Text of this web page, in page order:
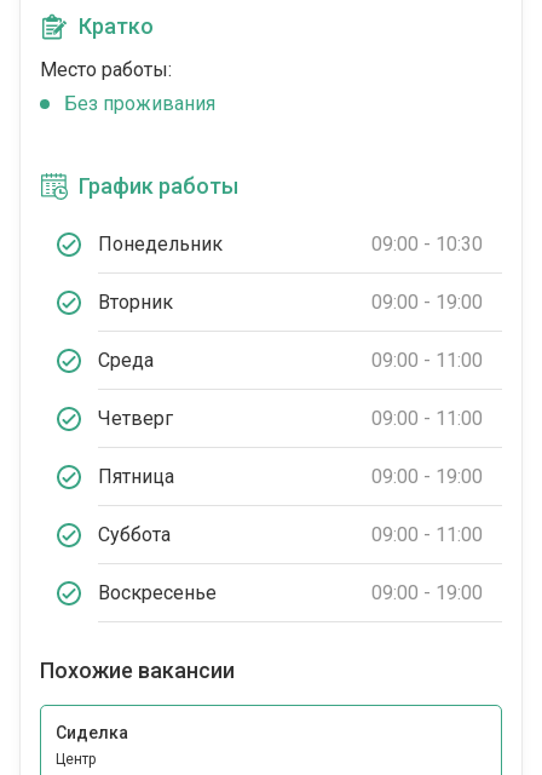
Кратко
Место работы:
Без проживания
График работы
Понедельник 09:00 - 10:30
Вторник 09:00 - 19:00
Среда 09:00 - 11:00
Четверг 09:00 - 11:00
Пятница 09:00 - 19:00
Суббота 09:00 - 11:00
Воскресенье 09:00 - 19:00
Похожие вакансии
Сиделка
Центр